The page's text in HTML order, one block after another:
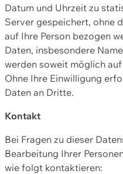
Datum und Uhrzeit zu
Server gespeichert, ohne
auf Ihre Person bezogen
Daten, insbesondere
werden soweit möglich
Ohne Ihre Einwilligung
Daten an Dritte.
Kontakt
Bei Fragen zu dieser
Bearbeitung Ihrer
wie folgt kontaktieren: